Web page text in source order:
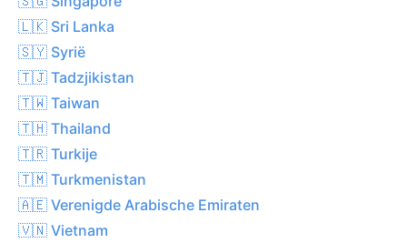
🇱🇰 Sri Lanka
🇸🇾 Syrië
🇹🇯 Tadzjikistan
🇹🇼 Taiwan
🇹🇭 Thailand
🇹🇷 Turkije
🇹🇲 Turkmenistan
🇦🇪 Verenigde Arabische Emiraten
🇻🇳 Vietnam